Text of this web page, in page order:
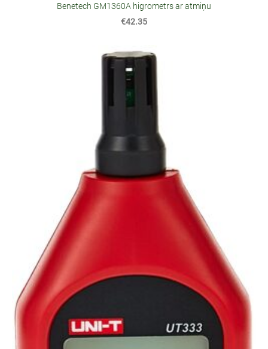
Benetech GM1360A higrometrs ar atmiņu
€42.35